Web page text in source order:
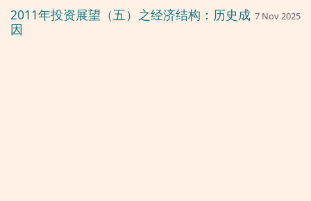
2011年投资展望（五）之经济结构：历史成
因
7 Nov 2025